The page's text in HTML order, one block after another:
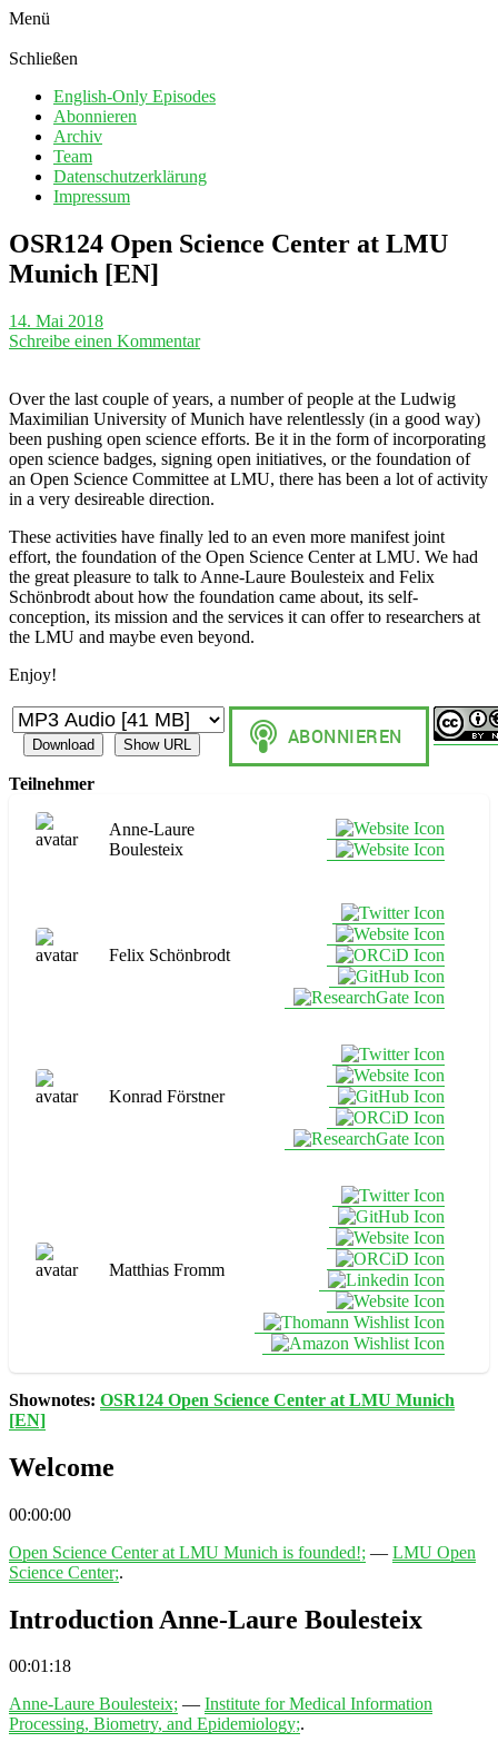
Menü
Schließen
English-Only Episodes
Abonnieren
Archiv
Team
Datenschutzerklärung
Impressum
OSR124 Open Science Center at LMU
Munich [EN]
14. Mai 2018
Schreibe einen Kommentar
Over the last couple of years, a number of people at the Ludwig
Maximilian University of Munich have relentlessly (in a good way)
been pushing open science efforts. Be it in the form of incorporating
open science badges, signing open initiatives, or the foundation of
an Open Science Committee at LMU, there has been a lot of activity
in a very desireable direction.
These activities have finally led to an even more manifest joint
effort, the foundation of the Open Science Center at LMU. We had
the great pleasure to talk to Anne-Laure Boulesteix and Felix
Schönbrodt about how the foundation came about, its self-
conception, its mission and the services it can offer to researchers at
the LMU and maybe even beyond.
Enjoy!
Download Show URL
Teilnehmer
Anne-Laure
Boulesteix
Felix Schönbrodt
Konrad Förstner
Matthias Fromm
Shownotes: OSR124 Open Science Center at LMU Munich
[EN]
Welcome
00:00:00
Open Science Center at LMU Munich is founded!; — LMU Open
Science Center;.
Introduction Anne-Laure Boulesteix
00:01:18
Anne-Laure Boulesteix; — Institute for Medical Information
Processing, Biometry, and Epidemiology;.